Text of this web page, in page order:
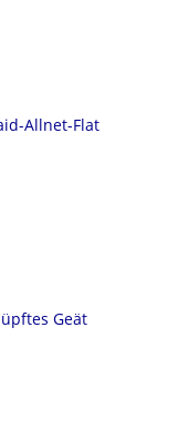
Allnet-Flat
Geät